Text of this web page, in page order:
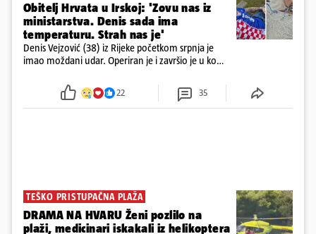
Obitelj Hrvata u Irskoj: 'Zovu nas iz
ministarstva. Denis sada ima
temperaturu. Strah nas je'
Denis Vejzović (38) iz Rijeke početkom srpnja je
imao moždani udar. Operiran je i završio je u komi.
tamošnji liječnici ne vjeruju u oporavak: 'Imamo
22 35
TEŠKO PRISTUPAČNA PLAŽA
DRAMA NA HVARU Ženi pozlilo na
plaži, medicinari iskakali iz helikoptera